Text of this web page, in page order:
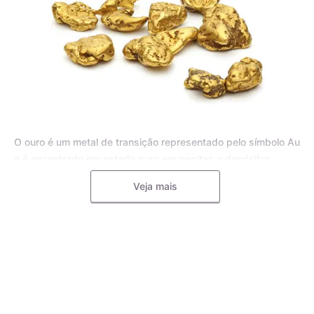
Veja mais
O ouro é um metal de transição representado pelo símbolo Au
aluviais, bem como em pequenas inclusões em rochas
metamórficas e minerais, como o quartzo. Para joias, o ouro